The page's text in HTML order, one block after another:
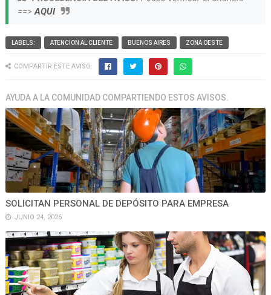
==>AQUI
LABELS: ATENCION AL CLIENTE BUENOS AIRES ZONA OESTE
COMPARTIR ESTE AVISO:
AYUDA A LA COMUNIDAD COMPARTIENDO ESTOS AVISOS.
SOLICITAN PERSONAL DE DEPÓSITO PARA EMPRESA
JUNIO 24, 2026